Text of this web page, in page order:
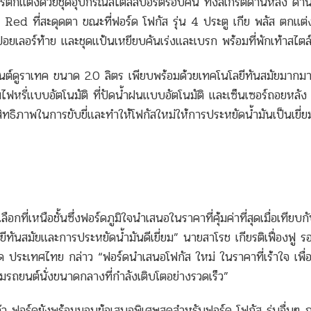
Red ที่สะดุดตา ขณะที่ฟอร์ด โฟกัส รุ่น 4 ประตู เกีย พลัส ตกแต่
ลอร์ท้าย และชุดแป้นเหยียบคันเร่งและเบรก พร้อมที่พักเท้าสไต
ดูราเทค ขนาด 2.0 ลิตร เพียบพร้อมด้วยเทคโนโลยีทันสมัยมากม
หรี่แบบอัตโนมัติ ที่ปัดน้ำฝนแบบอัตโนมัติ และเซ็นเซอร์ถอยหลั
ธิภาพในการขับขี่และทำให้โฟกัสใหม่ให้การประหยัดน้ำมันเป็นเยี่
กที่เหนือชั้นซึ่งฟอร์ดภูมิใจนำเสนอในราคาที่คุ้มค่าที่สุดเมื่อเทียบ
นสมัยและการประหยัดน้ำมันดีเยี่ยม” นายสาโรช เกียรติเฟื่องฟู ร
ระเทศไทย กล่าว “ฟอร์ดนำเสนอโฟกัส ใหม่ ในราคาที่เร้าใจ เพื่
ถยนต์นั่งขนาดกลางที่กำลังเติบโตอย่างรวดเร็ว”